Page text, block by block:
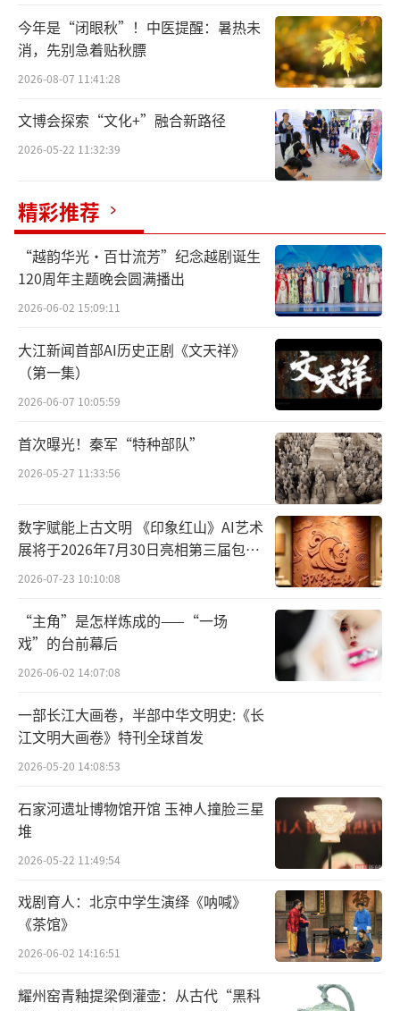
电影的开头，玛丽亚因天性活泼烂漫，与
枯燥无味的修道院生活格格不入，遂被修女安
排去冯·特拉普上校家中担任七个孩子的家庭
教师。从修道院离开的她漫步在萨尔茨堡城堡
（Hohensalzburg Fortress），对全新生活心
玛丽亚在萨尔茨堡城堡上漫步 电影《音乐之声》截图
翻阅任何关于萨尔茨堡的景点推荐榜单，
霍亨萨尔茨堡永远占据热门第一位。这座始建
于1077年的要塞是中欧地区规模最大的中世纪
城堡，传说其建成后从未被武力攻陷过。从城
飞龙。
霍亨萨尔茨堡在漫长的历史里，先后充当
过多种职能，如主教宅邸、德国兵营、地方监
狱、弹药和武器库等等。如今这里被开辟成了
博物馆，展示阿尔卑斯山南麓-巴伐利亚一带的
民俗风情，同时还保存有中世纪举行宗教仪式
的厅堂、乐器和（与这些颇有反差的）当时用
来折磨犯人和俘虏的刑具等等。
从河畔望向萨尔茨堡城堡 萨尔茨堡旅游局官网 图
随着电影剧情的推进，玛丽亚凭借亲和的
魅力和无私的关怀让她迅速与七个孩子拉近了
距离，变成了最受欢迎的一位家庭教师。趁上
校出门去维也纳的功夫，她带着被军事化管理
已久的孩子们在城里一路“郊游”，其中欢唱
《哆来咪》的地方就是大名鼎鼎的米拉贝尔花
今年是“闭眼秋”！中医提醒：暑热未
消，先别急着贴秋膘
2026-08-07 11:41:28
文博会探索“文化+”融合新路径
2026-05-22 11:32:39
精彩推荐
“越韵华光·百廿流芳”纪念越剧诞生
120周年主题晚会圆满播出
2026-06-02 15:09:11
大江新闻首部AI历史正剧《文天祥》
（第一集）
2026-06-07 10:05:59
首次曝光！秦军“特种部队”
2026-05-27 11:33:56
数字赋能上古文明 《印象红山》AI艺术
展将于2026年7月30日亮相第三届包头
艺博会
2026-07-23 10:10:08
“主角”是怎样炼成的——“一场
戏”的台前幕后
2026-06-02 14:07:08
一部长江大画卷，半部中华文明史:《长
江文明大画卷》特刊全球首发
2026-05-20 14:08:53
石家河遗址博物馆开馆 玉神人撞脸三星
堆
2026-05-22 11:49:54
戏剧育人：北京中学生演绎《呐喊》
《茶馆》
2026-06-02 14:16:51
耀州窑青釉提梁倒灌壶：从古代“黑科